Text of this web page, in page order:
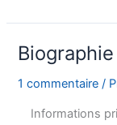
Knut
Wicksell
1 commentaire /
Informations